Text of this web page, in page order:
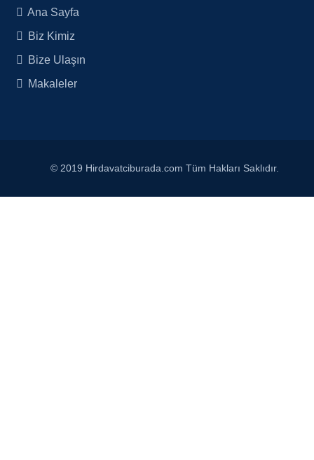
Ana Sayfa
Biz Kimiz
Bize Ulaşın
Makaleler
© 2019 Hirdavatciburada.com Tüm Hakları Saklıdır.